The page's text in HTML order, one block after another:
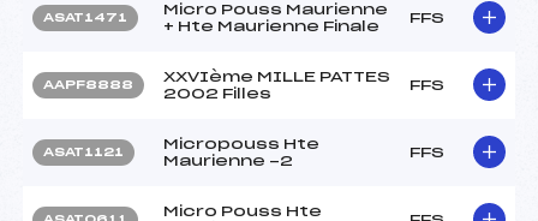
ASAT1471
Micro Pouss Maurienne
+ Hte Maurienne Finale
FFS
AAPF8888
XXVIème MILLE PATTES
2002 Filles
FFS
ASAT1121
Micropouss Hte
Maurienne -2
FFS
Micro Pouss Hte